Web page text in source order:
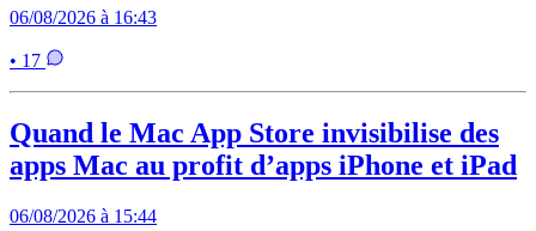
06/08/2026 à 16:43
• 17
Quand le Mac App Store invisibilise des
apps Mac au profit d’apps iPhone et iPad
06/08/2026 à 15:44